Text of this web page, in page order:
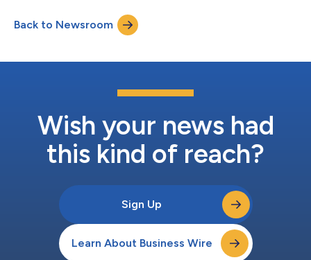
Back to Newsroom
Wish your news had
this kind of reach?
Sign Up
Learn About Business Wire